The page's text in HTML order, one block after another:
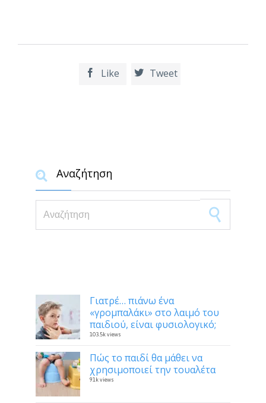
 Like  Tweet
 Αναζήτηση
Γιατρέ… πιάνω ένα
«γρομπαλάκι» στο λαιμό του
παιδιού, είναι φυσιολογικό;
103.5k views
Πώς το παιδί θα μάθει να
χρησιμοποιεί την τουαλέτα
91k views